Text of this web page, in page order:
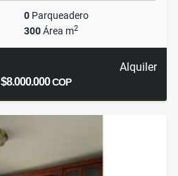
0 Parqueadero
300Área m2
Alquiler
$8.000.000COP